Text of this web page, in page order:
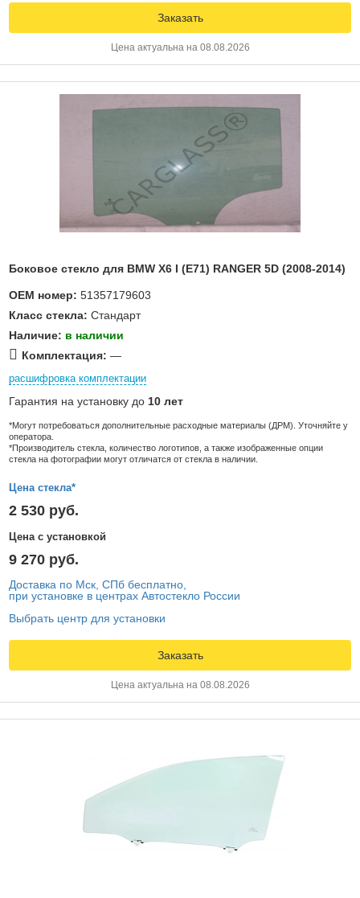
Заказать
Цена актуальна на 08.08.2026
Боковое стекло для BMW X6 I (E71) RANGER 5D (2008-2014)
OEM номер: 51357179603
Класс стекла: Стандарт
Наличие: в наличии
Комплектация: —
расшифровка комплектации
Гарантия на установку до 10 лет
*Могут потребоваться дополнительные расходные материалы (ДРМ). Уточняйте у
оператора.
*Производитель стекла, количество логотипов, а также изображенные опции
стекла на фотографии могут отличатся от стекла в наличии.
Цена стекла*
2 530 руб.
Цена с установкой
9 270 руб.
Доставка по Мск, СПб бесплатно,
при установке в центрах Автостекло России
Выбрать центр для установки
Заказать
Цена актуальна на 08.08.2026